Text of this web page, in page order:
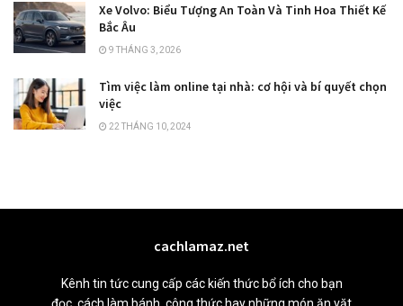
Xe Volvo: Biểu Tượng An Toàn Và Tinh Hoa Thiết Kế
Bắc Âu
9 THÁNG 3, 2026
Tìm việc làm online tại nhà: cơ hội và bí quyết chọn
việc
22 THÁNG 10, 2024
cachlamaz.net
Kênh tin tức cung cấp các kiến thức bổ ích cho bạn